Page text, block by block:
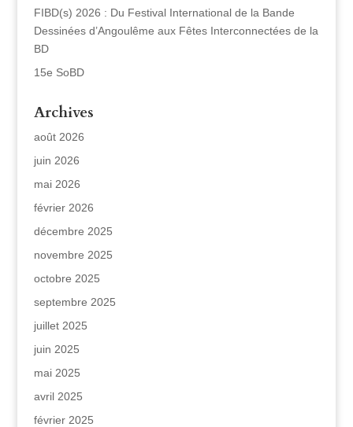
FIBD(s) 2026 : Du Festival International de la Bande
Dessinées d’Angoulême aux Fêtes Interconnectées de la
BD
15e SoBD
Archives
août 2026
juin 2026
mai 2026
février 2026
décembre 2025
novembre 2025
octobre 2025
septembre 2025
juillet 2025
juin 2025
mai 2025
avril 2025
février 2025